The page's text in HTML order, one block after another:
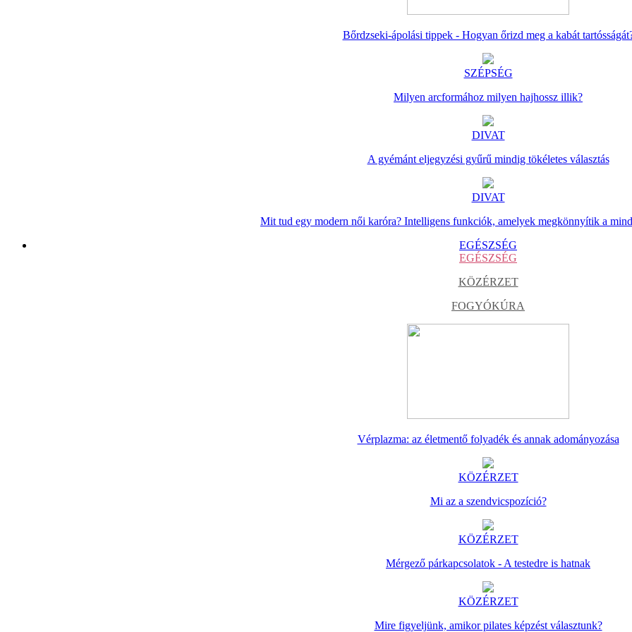
Bőrdzseki-ápolási tippek - Hogyan őrizd meg a kabát
SZÉPSÉG
Milyen arcformához milyen hajhossz illik?
DIVAT
A gyémánt eljegyzési gyűrű mindig tökéletes választás
DIVAT
Mit tud egy modern női karóra? Intelligens funkciók, amelyek megkönnyítik a
EGÉSZSÉG
EGÉSZSÉG
KÖZÉRZET
FOGYÓKÚRA
Vérplazma: az életmentő folyadék és annak adományozása
KÖZÉRZET
Mi az a szendvicspozíció?
KÖZÉRZET
Mérgező párkapcsolatok - A testedre is hatnak
KÖZÉRZET
Mire figyeljünk, amikor pilates képzést választunk?